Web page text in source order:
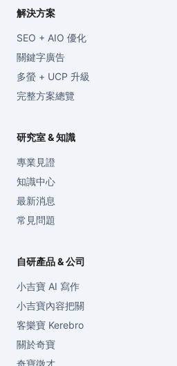
解決方案
SEO + AIO 優化
關鍵字廣告
多螢 + UCP 升級
完整方案總覽
研究室 & 知識
專業見證
知識中心
最新消息
常見問題
自研產品 & 公司
小吉寶 AI 寫作
小吉寶內容把關
客樂寶 Kerebro
關於奇寶